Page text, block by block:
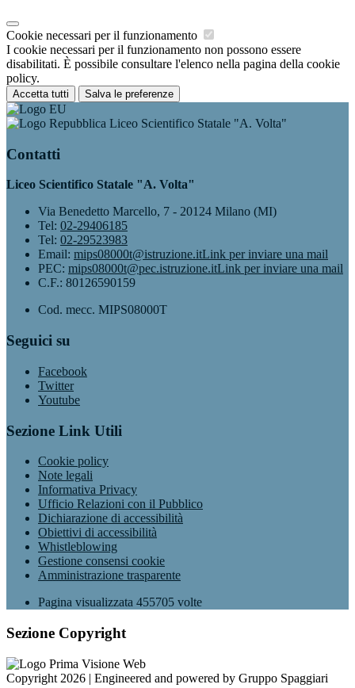
Cookie necessari per il funzionamento
I cookie necessari per il funzionamento non possono essere
disabilitati. È possibile consultare l'elenco nella pagina della cookie
policy.
Accetta tutti Salva le preferenze
Liceo Scientifico Statale "A. Volta"
Contatti
Liceo Scientifico Statale "A. Volta"
Via Benedetto Marcello, 7 - 20124 Milano (MI)
Tel: 02-29406185
Tel: 02-29523983
Email: mips08000t@istruzione.itLink per inviare una mail
PEC: mips08000t@pec.istruzione.itLink per inviare una mail
C.F.: 80126590159
Cod. mecc. MIPS08000T
Seguici su
Facebook
Twitter
Youtube
Sezione Link Utili
Cookie policy
Note legali
Informativa Privacy
Ufficio Relazioni con il Pubblico
Dichiarazione di accessibilità
Obiettivi di accessibilità
Whistleblowing
Gestione consensi cookie
Amministrazione trasparente
Pagina visualizzata 455705 volte
Sezione Copyright
Copyright 2026 | Engineered and powered by Gruppo Spaggiari